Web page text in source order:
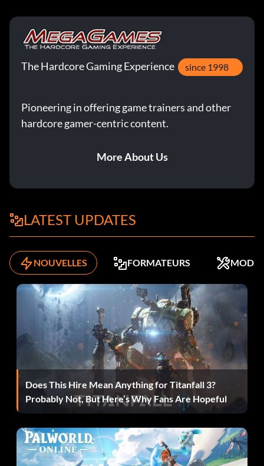
The Hardcore Gaming Experience since 1998
Pioneering in offering game trainers and other
hardcore gamer-centric content.
More About Us
LATEST UPDATES
NOUVELLES FORMATEURS MODS
Does This Hire Mean Anything for Titanfall 3?
Probably Not, But Here’s Why Fans Are Hopeful